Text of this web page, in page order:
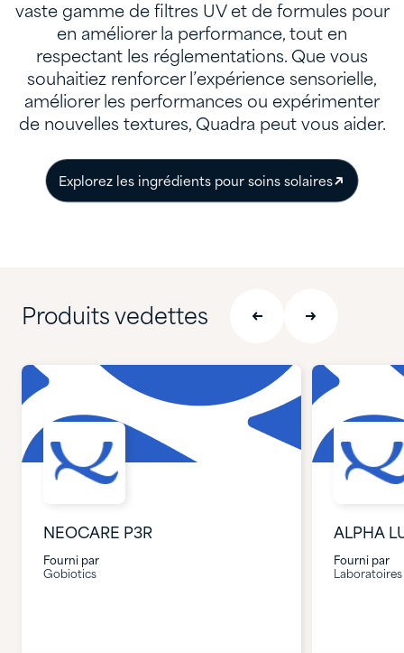
vaste gamme de filtres UV et de formules pour
en améliorer la performance, tout en
respectant les réglementations. Que vous
souhaitiez renforcer l’expérience sensorielle,
améliorer les performances ou expérimenter
de nouvelles textures, Quadra peut vous aider.
Explorez les ingrédients pour soins solaires
Produits vedettes
NEOCARE P3R
Fourni par
Gobiotics
ALPHA
Fourni par